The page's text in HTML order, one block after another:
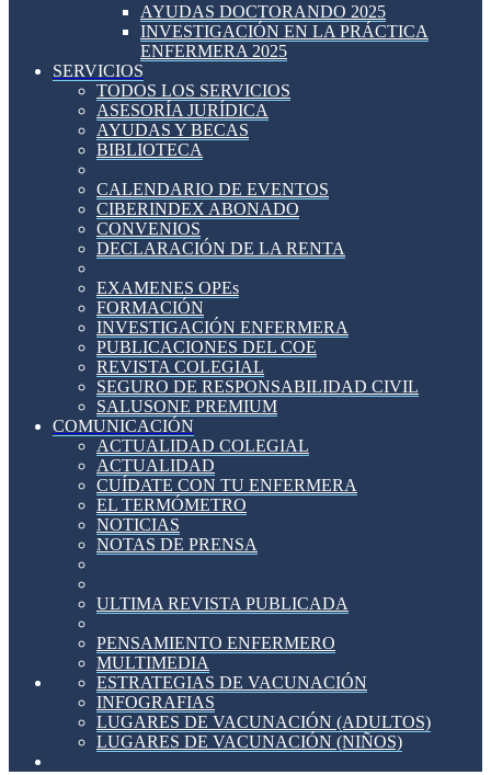
AYUDAS DOCTORANDO 2025
INVESTIGACIÓN EN LA PRÁCTICA
ENFERMERA 2025
SERVICIOS
TODOS LOS SERVICIOS
ASESORÍA JURÍDICA
AYUDAS Y BECAS
BIBLIOTECA
CALENDARIO DE EVENTOS
CIBERINDEX ABONADO
CONVENIOS
DECLARACIÓN DE LA RENTA
EXAMENES OPEs
FORMACIÓN
INVESTIGACIÓN ENFERMERA
PUBLICACIONES DEL COE
REVISTA COLEGIAL
SEGURO DE RESPONSABILIDAD CIVIL
SALUSONE PREMIUM
COMUNICACIÓN
ACTUALIDAD COLEGIAL
ACTUALIDAD
CUÍDATE CON TU ENFERMERA
EL TERMÓMETRO
NOTICIAS
NOTAS DE PRENSA
ULTIMA REVISTA PUBLICADA
PENSAMIENTO ENFERMERO
MULTIMEDIA
ESTRATEGIAS DE VACUNACIÓN
INFOGRAFIAS
LUGARES DE VACUNACIÓN (ADULTOS)
LUGARES DE VACUNACIÓN (NIÑOS)